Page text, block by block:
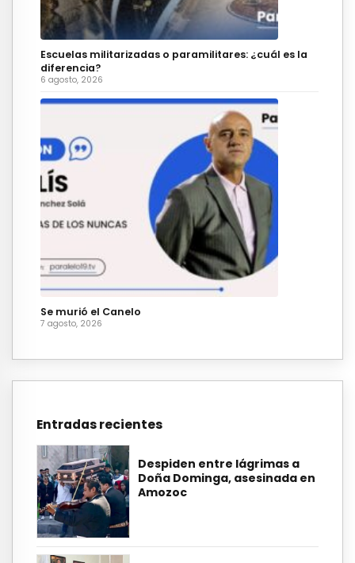
Escuelas militarizadas o paramilitares: ¿cuál es la
diferencia?
6 agosto, 2026
Se murió el Canelo
7 agosto, 2026
Entradas recientes
Despiden entre lágrimas a
Doña Dominga, asesinada en
Amozoc